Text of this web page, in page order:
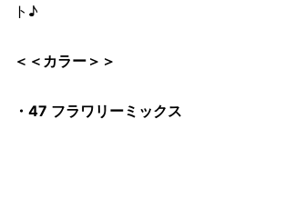
ト♪
＜＜カラー＞＞
・47 フラワリーミックス